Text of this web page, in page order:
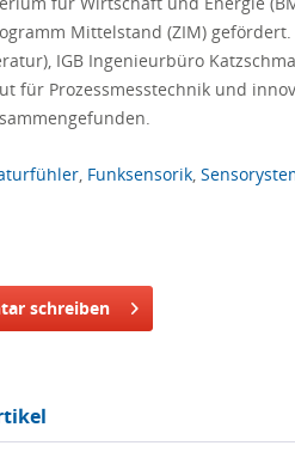
Mittelstand (ZIM)
IGB Ingenieurbüro
für Prozessmesstechnik und
Funksensorik
schreiben